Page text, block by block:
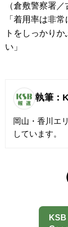
（倉敷警察署
「着用率は非
トをしっかり
い」
執筆：
岡山・香川エ
しています。